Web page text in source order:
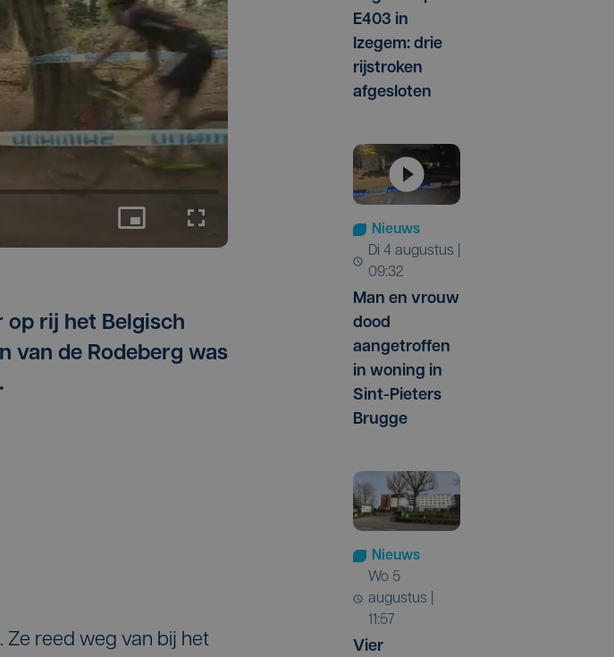
rij het Belgisch
van de Rodeberg was
Ze reed weg van bij het
E403 in
Izegem: drie
rijstroken
afgesloten
Nieuws
di 4 augustus |
09:32
Man en vrouw
dood
aangetroffen
in woning in
Sint-Pieters
Brugge
Nieuws
wo 5
augustus |
11:57
Vier